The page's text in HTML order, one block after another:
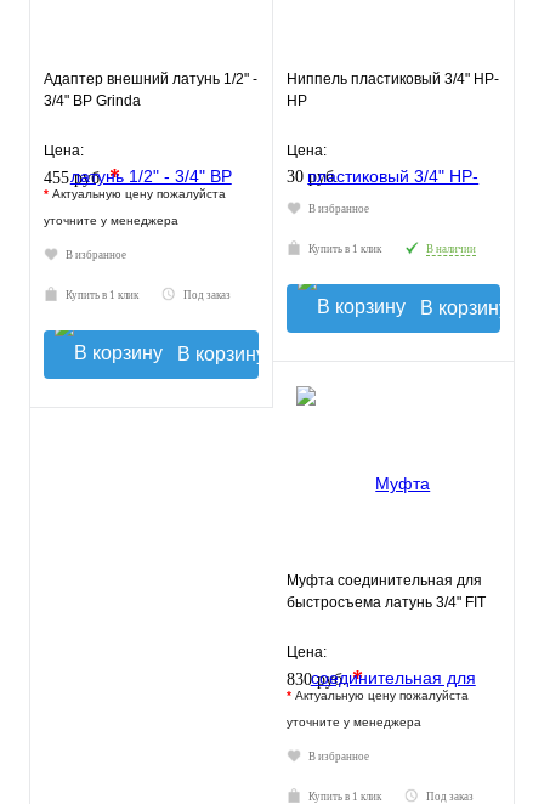
Адаптер внешний латунь 1/2" -
3/4" ВР Grinda
Цена:
455 руб.*
* Актуальную цену пожалуйста
уточните у менеджера
В избранное
Купить в 1 клик Под заказ
В корзину
Ниппель пластиковый 3/4" НР-
НР
Цена:
30 руб.
В избранное
Купить в 1 клик В наличии
В корзину
Муфта соединительная для
быстросъема латунь 3/4" FIT
Цена:
830 руб.*
* Актуальную цену пожалуйста
уточните у менеджера
В избранное
Купить в 1 клик Под заказ